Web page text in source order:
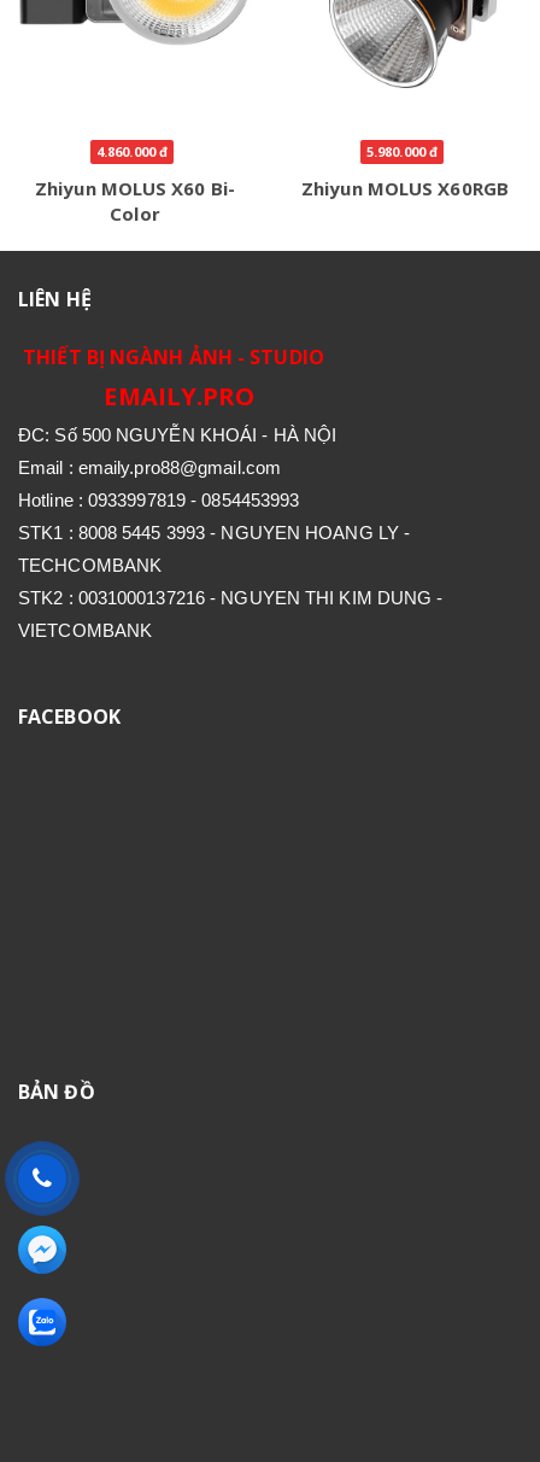
4.860.000 đ
Zhiyun MOLUS X60 Bi-
Color
5.980.000 đ
Zhiyun MOLUS X60RGB
LIÊN HỆ
THIẾT BỊ NGÀNH ẢNH - STUDIO
EMAILY.PRO
ĐC: Số 500 NGUYỄN KHOÁI - HÀ NỘI
Email : emaily.pro88@gmail.com
Hotline : 0933997819 - 0854453993
STK1 : 8008 5445 3993 - NGUYEN HOANG LY -
TECHCOMBANK
STK2 : 0031000137216 - NGUYEN THI KIM DUNG -
VIETCOMBANK
FACEBOOK
BẢN ĐỒ